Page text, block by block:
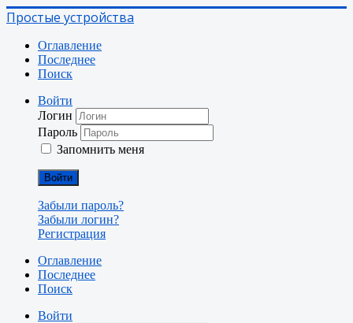
Простые устройства
Оглавление
Последнее
Поиск
Войти
Логин
Пароль
Запомнить меня
Войти
Забыли пароль?
Забыли логин?
Регистрация
Оглавление
Последнее
Поиск
Войти